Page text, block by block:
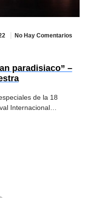
No Hay Comentarios
paradisiaco” –
de la 18
Internacional…